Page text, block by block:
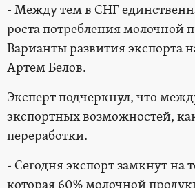
- Между тем в СНГ
роста потребления молочной
Варианты развития экспорта
Артем Белов.
Эксперт подчеркнул, что
экспортных возможностей,
переработки.
- Сегодня экспорт замкнут